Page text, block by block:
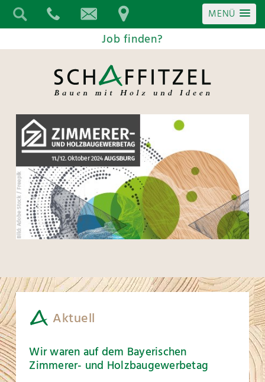
MENÜ
Job finden?
Aktuell
Wir waren auf dem Bayerischen
Zimmerer- und Holzbaugewerbetag